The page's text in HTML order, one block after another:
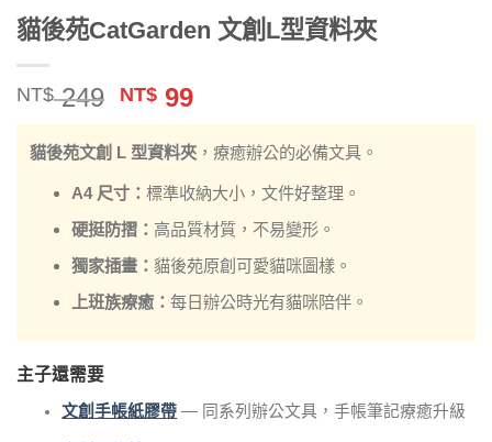
貓後苑CatGarden 文創L型資料夾
NT$249 原
始
價
NT$ 249。
NT$ 99目
前
價
NT$ 99。
貓後苑文創 L 型資料夾 ，療癒辦公的必備文具。
A4 尺寸： 標準收納大小，文件好整理。
硬挺防摺： 高品質材質，不易變形。
獨家插畫： 貓後苑原創可愛貓咪圖樣。
上班族療癒： 每日辦公時光有貓咪陪伴。
主子還需要
文創手帳紙膠帶 — 同系列辦公文具，手帳筆記療癒升級